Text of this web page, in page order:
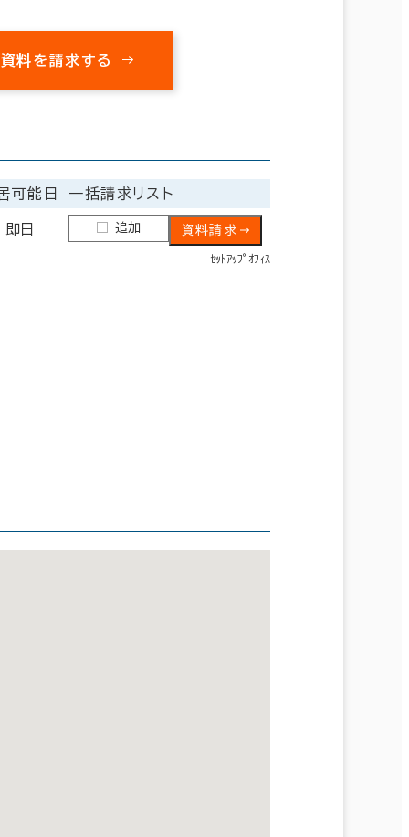
料を請求する
可能日 一括請求リスト
即日 追加 資料請求
ｾｯﾄｱｯﾌﾟｵﾌｨｽ